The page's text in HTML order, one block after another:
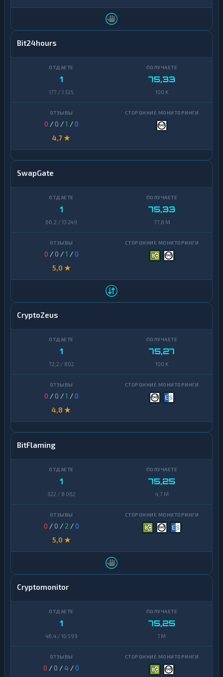
Bit24hours
1
177 / 1 325
75,33
100 K
0 / 0 /1 /0
4,7 ★
SwapGate
1
66,2 / 13 249
75,33
77,8 M
0 / 0 /1 /0
5,0 ★
CryptoZeus
1
72,2 / 802
75,27
100 K
0 / 0 /1 /0
4,8 ★
BitFlaming
1
322 / 8 062
75,25
4,7 M
0 / 0 / 2 /0
5,0 ★
Cryptomonitor
1
46,4 / 10 599
75,25
1 M
0 / 0 / 4 /0